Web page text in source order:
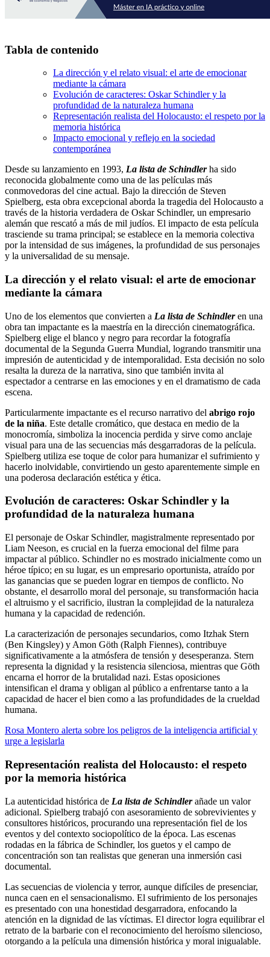
Tabla de contenido
La dirección y el relato visual: el arte de emocionar
mediante la cámara
Evolución de caracteres: Oskar Schindler y la
profundidad de la naturaleza humana
Representación realista del Holocausto: el respeto por la
memoria histórica
Impacto emocional y reflejo en la sociedad
contemporánea
Desde su lanzamiento en 1993, La lista de Schindlerha sido
reconocida globalmente como una de las películas más
conmovedoras del cine actual. Bajo la dirección de Steven
Spielberg, esta obra excepcional aborda la tragedia del Holocausto a
través de la historia verdadera de Oskar Schindler, un empresario
alemán que rescató a más de mil judíos. El impacto de esta película
trasciende su trama principal; se establece en la memoria colectiva
por la intensidad de sus imágenes, la profundidad de sus personajes
y la universalidad de su mensaje.
La dirección y el relato visual: el arte de emocionar
mediante la cámara
Uno de los elementos que convierten a La lista de Schindleren una
obra tan impactante es la maestría en la dirección cinematográfica.
Spielberg elige el blanco y negro para recordar la fotografía
documental de la Segunda Guerra Mundial, logrando transmitir una
impresión de autenticidad y de intemporalidad. Esta decisión no solo
resalta la dureza de la narrativa, sino que también invita al
espectador a centrarse en las emociones y en el dramatismo de cada
escena.
Particularmente impactante es el recurso narrativo del abrigo rojo
de la niña. Este detalle cromático, que destaca en medio de la
monocromía, simboliza la inocencia perdida y sirve como anclaje
visual para una de las secuencias más desgarradoras de la película.
Spielberg utiliza ese toque de color para humanizar el sufrimiento y
hacerlo inolvidable, convirtiendo un gesto aparentemente simple en
una poderosa declaración estética y ética.
Evolución de caracteres: Oskar Schindler y la
profundidad de la naturaleza humana
El personaje de Oskar Schindler, magistralmente representado por
Liam Neeson, es crucial en la fuerza emocional del filme para
impactar al público. Schindler no es mostrado inicialmente como un
héroe típico; en su lugar, es un empresario oportunista, atraído por
las ganancias que se pueden lograr en tiempos de conflicto. No
obstante, el desarrollo moral del personaje, su transformación hacia
el altruismo y el sacrificio, ilustran la complejidad de la naturaleza
humana y la capacidad de redención.
La caracterización de personajes secundarios, como Itzhak Stern
(Ben Kingsley) y Amon Göth (Ralph Fiennes), contribuye
significativamente a la atmósfera de tensión y desesperanza. Stern
representa la dignidad y la resistencia silenciosa, mientras que Göth
encarna el horror de la brutalidad nazi. Estas oposiciones
intensifican el drama y obligan al público a enfrentarse tanto a la
capacidad de hacer el bien como a las profundidades de la crueldad
humana.
Rosa Montero alerta sobre los peligros de la inteligencia artificial y
urge a legislarla
Representación realista del Holocausto: el respeto
por la memoria histórica
La autenticidad histórica de La lista de Schindlerañade un valor
adicional. Spielberg trabajó con asesoramiento de sobrevivientes y
consultores históricos, procurando una representación fiel de los
eventos y del contexto sociopolítico de la época. Las escenas
rodadas en la fábrica de Schindler, los guetos y el campo de
concentración son tan realistas que generan una inmersión casi
documental.
Las secuencias de violencia y terror, aunque difíciles de presenciar,
nunca caen en el sensacionalismo. El sufrimiento de los personajes
es presentado con una honestidad desgarradora, enfocando la
atención en la dignidad de las víctimas. El director logra equilibrar el
retrato de la barbarie con el reconocimiento del heroísmo silencioso,
otorgando a la película una dimensión histórica y moral inigualable.